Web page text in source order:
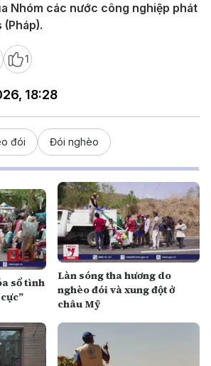
Nhóm các nước công nghiệp phát
(Pháp).
1
18:28
đói Đói nghèo
sổ tình
Làn sóng tha hương do
nghèo đói và xung đột ở
châu Mỹ